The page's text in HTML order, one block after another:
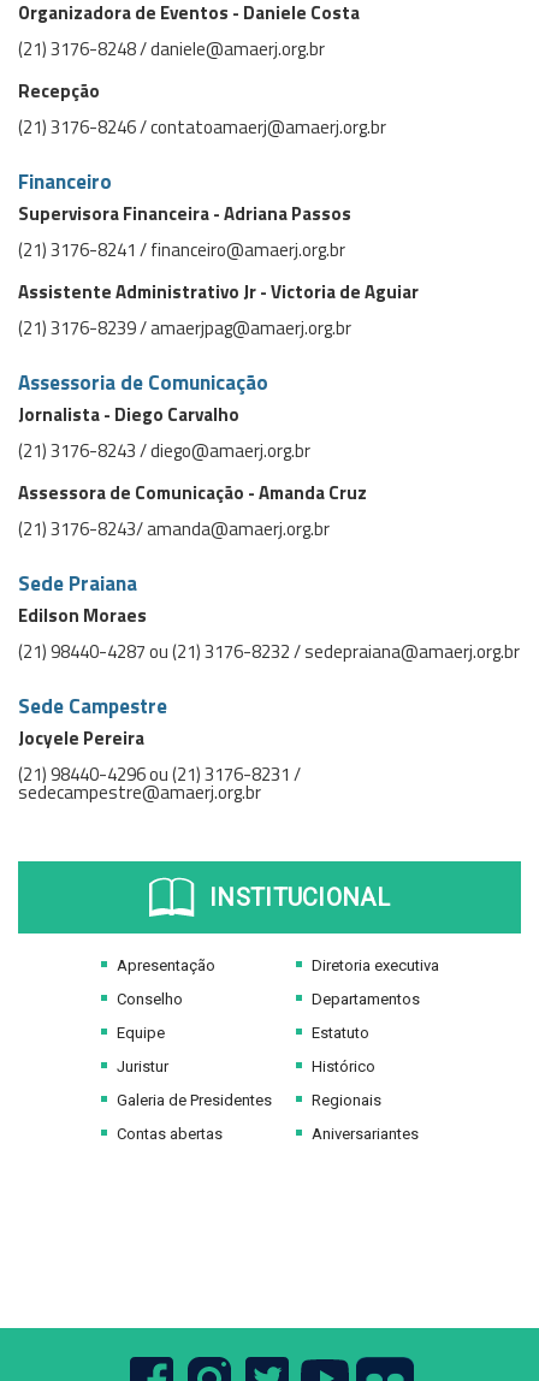
Organizadora de Eventos - Daniele Costa
(21) 3176-8248 / daniele@amaerj.org.br
Recepção
(21) 3176-8246 / contatoamaerj@amaerj.org.br
Financeiro
Supervisora Financeira - Adriana Passos
(21) 3176-8241 / financeiro@amaerj.org.br
Assistente Administrativo Jr - Victoria de Aguiar
(21) 3176-8239 / amaerjpag@amaerj.org.br
Assessoria de Comunicação
Jornalista - Diego Carvalho
(21) 3176-8243 / diego@amaerj.org.br
Assessora de Comunicação - Amanda Cruz
(21) 3176-8243/ amanda@amaerj.org.br
Sede Praiana
Edilson Moraes
(21) 98440-4287 ou (21) 3176-8232 / sedepraiana@amaerj.org.br
Sede Campestre
Jocyele Pereira
(21) 98440-4296 ou (21) 3176-8231 /
sedecampestre@amaerj.org.br
INSTITUCIONAL
Apresentação
Conselho
Equipe
Juristur
Galeria de Presidentes
Contas abertas
Diretoria executiva
Departamentos
Estatuto
Histórico
Regionais
Aniversariantes